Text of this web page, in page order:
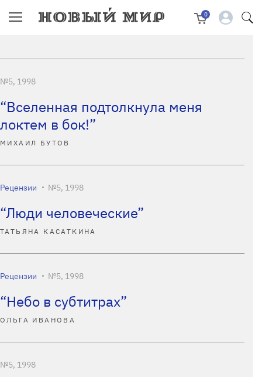
0
№5, 1998
“Вселенная подтолкнула меня
локтем в бок!”
МИХАИЛ БУТОВ
Рецензии №5, 1998
“Люди человеческие”
ТАТЬЯНА КАСАТКИНА
Рецензии №5, 1998
“Небо в субтитрах”
ОЛЬГА ИВАНОВА
№5, 1998